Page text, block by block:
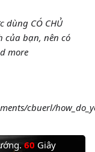
dùng CÓ CHỦ
của bạn, nên có
more
cbuerl/
60 Giây